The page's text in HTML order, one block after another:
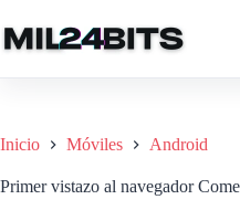
al
contenido
Inicio Móviles Android
Primer vistazo al navegador